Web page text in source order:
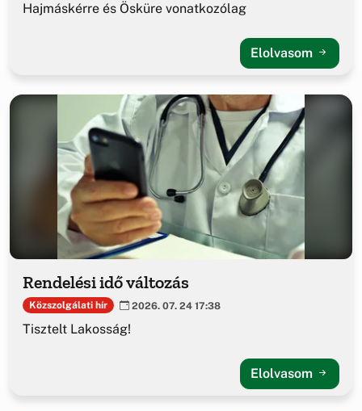
Hajmáskérre és Ösküre vonatkozólag
Elolvasom
Rendelési idő változás
Közszolgálati hír 2026. 07. 24 17:38
Tisztelt Lakosság!
Elolvasom